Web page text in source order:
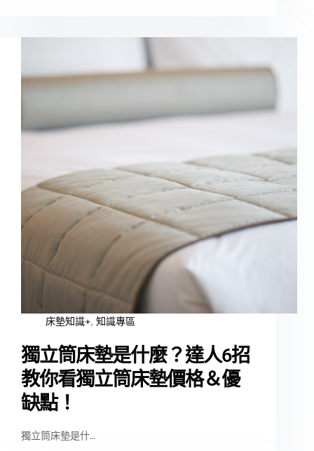
床墊知識+,知識專區
獨立筒床墊是什麼？達人6招
教你看獨立筒床墊價格＆優
缺點！
獨立筒床墊是什…